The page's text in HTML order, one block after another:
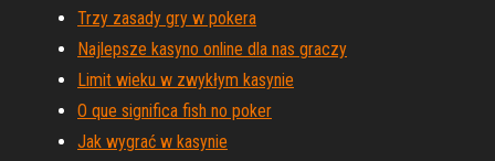
Trzy zasady gry w pokera
Najlepsze kasyno online dla nas graczy
Limit wieku w zwykłym kasynie
O que significa fish no poker
Jak wygrać w kasynie